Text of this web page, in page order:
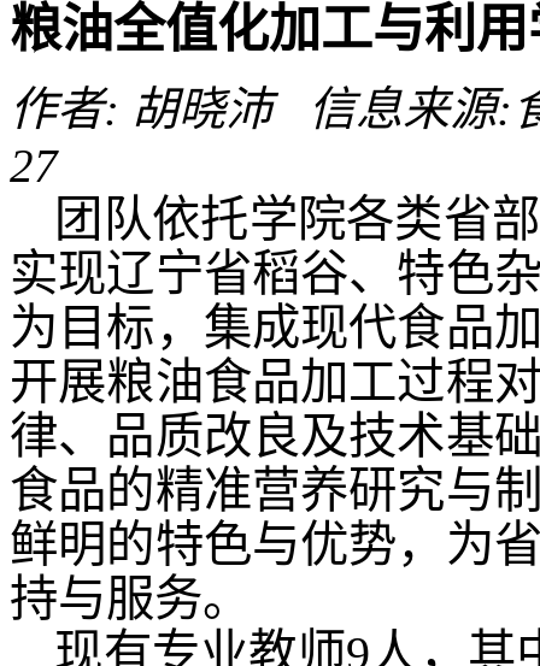
粮油全值化加工与利
作者: 胡晓沛 信息来源:
27
团队依托学院各类省
实现辽宁省稻谷、特色
为目标，集成现代食品
开展粮油食品加工过程
律、品质改良及技术基
食品的精准营养研究与
鲜明的特色与优势，为
持与服务。
现有专业教师9人，其